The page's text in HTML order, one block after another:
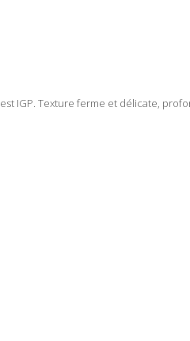
IGP. Texture ferme et délicate,